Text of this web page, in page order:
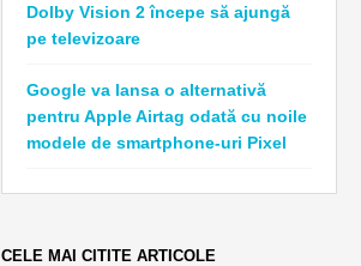
Dolby Vision 2 începe să ajungă
pe televizoare
Google va lansa o alternativă
pentru Apple Airtag odată cu noile
modele de smartphone-uri Pixel
CELE MAI CITITE ARTICOLE